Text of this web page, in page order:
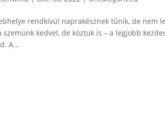
rendkívül naprakésznek tűnik, de nem
szemünk kedvel, de köztük is – a legjobb
A...